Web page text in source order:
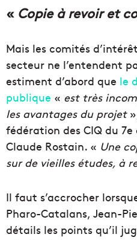
« Copie à revoir et
Mais les comités
secteur ne l’entendent
estiment d’abord que le
publique « est très
les avantages du projet
fédération des CIQ du
Claude Rostain. « Une
sur de vieilles études, à
Il faut s’accrocher
Pharo-Catalans, Jean-
détails les points qu’il